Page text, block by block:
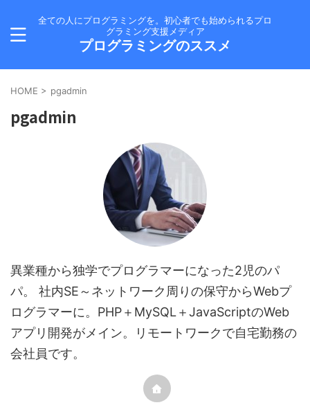
全ての人にプログラミングを。初心者でも始められるプロ
グラミング支援メディア
プログラミングのススメ
HOME > pgadmin
pgadmin
異業種から独学でプログラマーになった2児のパ
パ。 社内SE～ネットワーク周りの保守からWebプ
ログラマーに。PHP＋MySQL＋JavaScriptのWeb
アプリ開発がメイン。リモートワークで自宅勤務の
会社員です。